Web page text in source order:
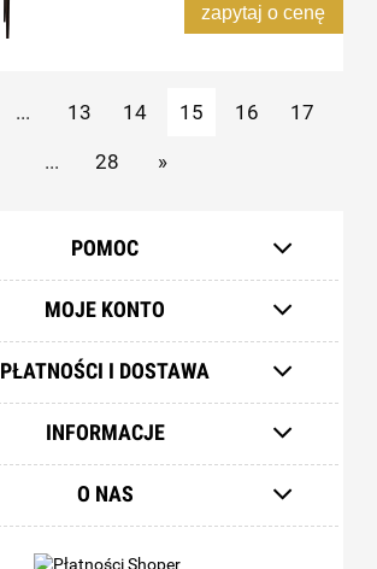
zapytaj o cenę
... 13 14 15 16 17
... 28 »
POMOC
MOJE KONTO
PŁATNOŚCI I DOSTAWA
INFORMACJE
O NAS